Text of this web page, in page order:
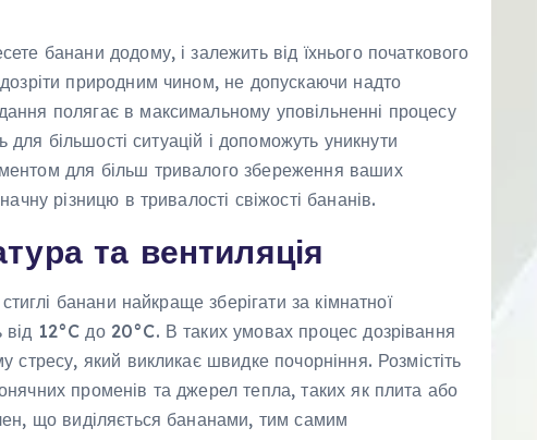
банани додому, і залежить від їхнього початкового
природним чином, не допускаючи надто
полягає в максимальному уповільненні процесу
для більшості ситуацій і допоможуть уникнути
для більш тривалого збереження ваших
різницю в тривалості свіжості бананів.
та вентиляція
банани найкраще зберігати за кімнатної
12°C до 20°C. В таких умовах процес дозрівання
стресу, який викликає швидке почорніння. Розмістіть
променів та джерел тепла, таких як плита або
що виділяється бананами, тим самим